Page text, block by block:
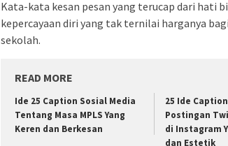
Kata-kata kesan pesan yang terucap dari hati
kepercayaan diri yang tak ternilai harganya
sekolah.
READ MORE
Ide 25 Caption Sosial Media
Tentang Masa MPLS Yang
Keren dan Berkesan
25 Ide
Postingan
di Instagram
dan Estetik